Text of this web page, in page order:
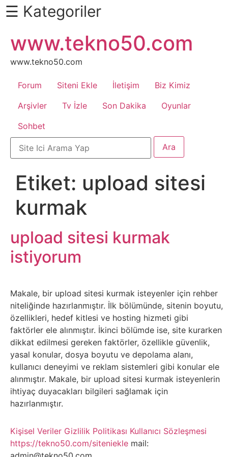
Daha
Fazlası
İçin
Kaydır
Android
Apk
Arabalar
Bankacılık
İşlemleri
Belgesel
Bilgi
Bilgisayar
Bilim
Bitcoin
Bitkiler
Çizgi
Film
Diğer
☰ Kategoriler
atla
www.tekno50.com
www.tekno50.com
Forum Siteni Ekle İletişim
Biz Kimiz
Arşivler
Tv İzle Son Dakika
Oyunlar
Sohbet
Etiket: upload sitesi
kurmak
upload sitesi kurmak
istiyorum
Makale, bir upload sitesi kurmak isteyenler için rehber
niteliğinde hazırlanmıştır. İlk bölümünde, sitenin boyutu,
özellikleri, hedef kitlesi ve hosting hizmeti gibi
faktörler ele alınmıştır. İkinci bölümde ise, site kurarken
dikkat edilmesi gereken faktörler, özellikle güvenlik,
yasal konular, dosya boyutu ve depolama alanı,
kullanıcı deneyimi ve reklam sistemleri gibi konular ele
alınmıştır. Makale, bir upload sitesi kurmak isteyenlerin
ihtiyaç duyacakları bilgileri sağlamak için
hazırlanmıştır.
Kişisel Veriler Gizlilik Politikası Kullanıcı Sözleşmesi
https://tekno50.com/siteniekle mail: